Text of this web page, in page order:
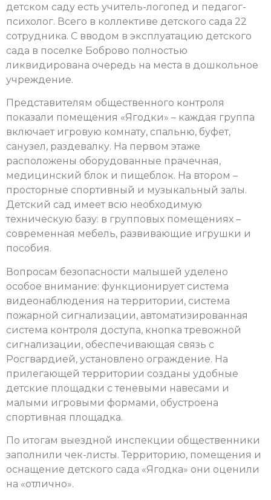
детском саду есть учитель-логопед и педагог-
психолог. Всего в коллективе детского сада 22
сотрудника. С вводом в эксплуатацию детского
сада в поселке Боброво полностью
ликвидирована очередь на места в дошкольное
учреждение.
Представителям общественного контроля
показали помещения «Ягодки» – каждая группа
включает игровую комнату, спальню, буфет,
санузел, раздевалку. На первом этаже
расположены оборудованные прачечная,
медицинский блок и пищеблок. На втором –
просторные спортивный и музыкальный залы.
Детский сад имеет всю необходимую
техническую базу: в групповых помещениях –
современная мебель, развивающие игрушки и
пособия.
Вопросам безопасности малышей уделено
особое внимание: функционирует система
видеонаблюдения на территории, система
пожарной сигнализации, автоматизированная
система контроля доступа, кнопка тревожной
сигнализации, обеспечивающая связь с
Росгвардией, установлено ограждение. На
прилегающей территории созданы удобные
детские площадки с теневыми навесами и
малыми игровыми формами, обустроена
спортивная площадка.
По итогам выездной инспекции общественники
заполнили чек-листы. Территорию, помещения и
оснащение детского сада «Ягодка» они оценили
на «отлично».